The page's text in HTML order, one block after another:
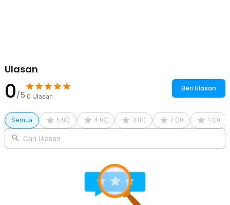
Ulasan
0/5 0 Ulasan
Beri Ulasan
Semua 5 (0) 4 (0) 3 (0) 2 (0) 1 (0)
Cari Ulasan